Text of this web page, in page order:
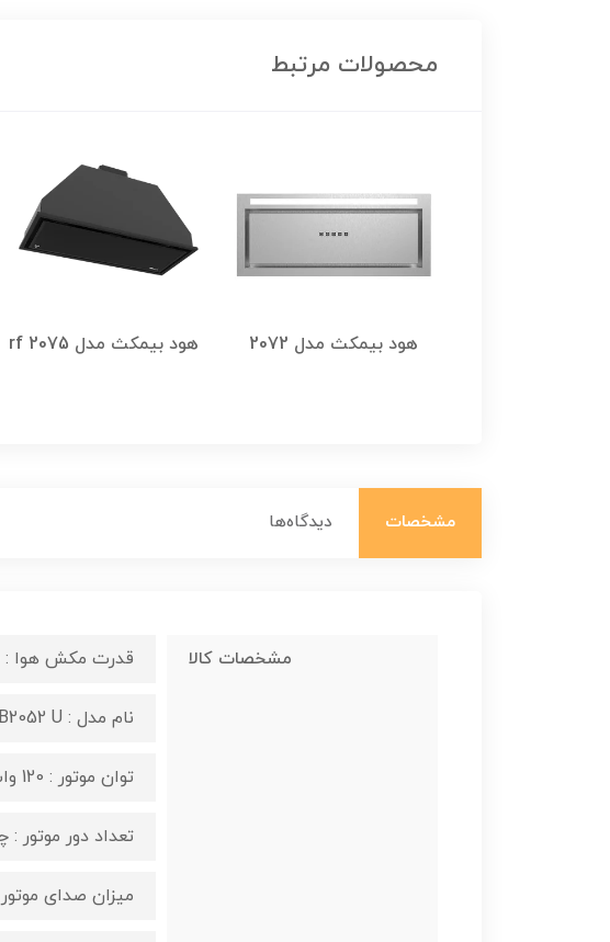
محصولات مرتبط
هود بیمکث مدل 2072 هود بیمکث مدل 2075 rf
مشخصات دیدگاه‌ها
مشخصات کالا قدرت مکش هوا : 600 متر مکعب بر ساعت (600M3/H)
نام مدل : B2052 U سفید کارخانه بیمکث
توان موتور : 120 وات
تعداد دور موتور :
میزان صدای موتور : دور کند تقریبا